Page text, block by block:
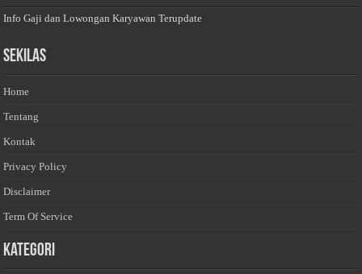
Info Gaji dan Lowongan Karyawan Terupdate
Sekilas
Home
Tentang
Kontak
Privacy Policy
Disclaimer
Term Of Service
Kategori